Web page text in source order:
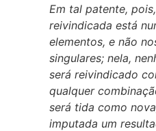
Em tal patente,
reivindicada está
elementos, e não
singulares; nela,
será reivindicado
qualquer
será tida como
imputada um